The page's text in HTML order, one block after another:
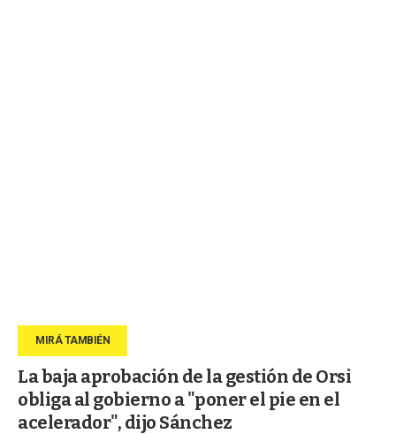
La baja aprobación de la gestión de Orsi
obliga al gobierno a "poner el pie en el
acelerador", dijo Sánchez